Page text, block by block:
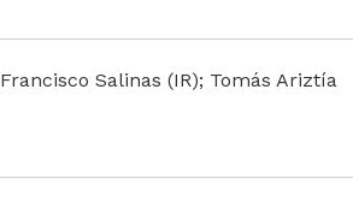
Francisco Salinas (IR); Tomás Ariztía